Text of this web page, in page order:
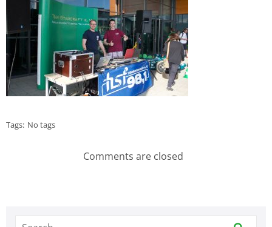
Tags: No tags
Comments are closed